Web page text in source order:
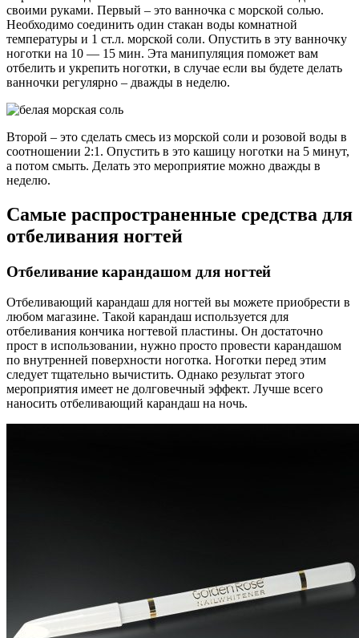
своими руками. Первый – это ванночка с морской солью.
Необходимо соединить один стакан воды комнатной
температуры и 1 ст.л. морской соли. Опустить в эту ванночку
ноготки на 10 — 15 мин. Эта манипуляция поможет вам
отбелить и укрепить ноготки, в случае если вы будете делать
ванночки регулярно – дважды в неделю.
Второй – это сделать смесь из морской соли и розовой воды в
соотношении 2:1. Опустить в это кашицу ноготки на 5 минут,
а потом смыть. Делать это мероприятие можно дважды в
неделю.
Самые распространенные средства для
отбеливания ногтей
Отбеливание карандашом для ногтей
Отбеливающий карандаш для ногтей вы можете приобрести в
любом магазине. Такой карандаш используется для
отбеливания кончика ногтевой пластины. Он достаточно
прост в использовании, нужно просто провести карандашом
по внутренней поверхности ноготка. Ноготки перед этим
следует тщательно вычистить. Однако результат этого
мероприятия имеет не долговечный эффект. Лучше всего
наносить отбеливающий карандаш на ночь.